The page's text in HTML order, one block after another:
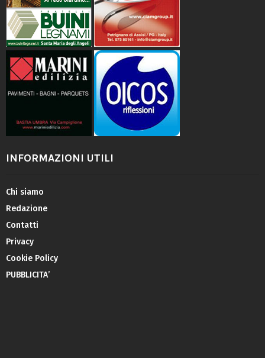
INFORMAZIONI UTILI
Chi siamo
Redazione
Contatti
Privacy
Cookie Policy
PUBBLICITA’